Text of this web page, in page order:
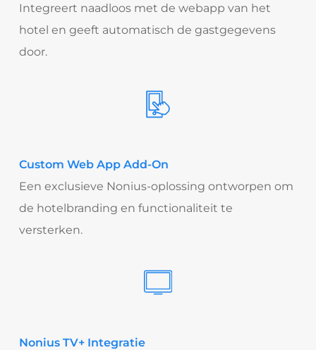
Integreert naadloos met de webapp van het
hotel en geeft automatisch de gastgegevens
door.
Custom Web App Add-On
Een exclusieve Nonius-oplossing ontworpen om
de hotelbranding en functionaliteit te
versterken.
Nonius TV+ Integratie